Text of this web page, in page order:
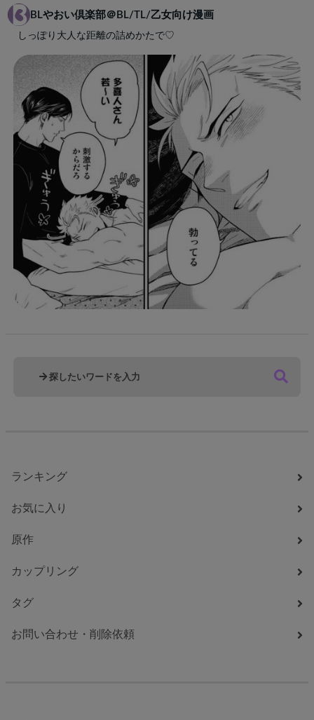
BLやおい倶楽部＠BL/TL/乙女向け漫画
しっぽり大人な距離の詰めかたで♡
ランキング
お気に入り
原作
カップリング
タグ
お問い合わせ・削除依頼